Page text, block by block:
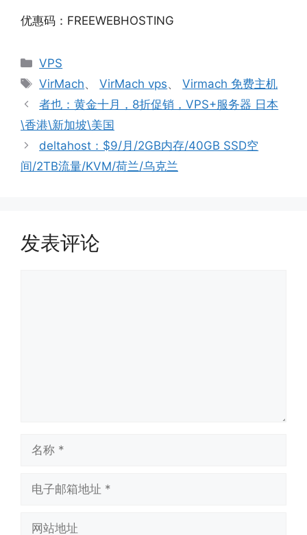
优惠码：FREEWEBHOSTING
分
类
VPS
标
签
VirMach、VirMach vps、Virmach 免费主机
者也：黄金十月，8折促销，VPS+服务器 日本
\香港\新加坡\美国
deltahost：$9/月/2GB内存/40GB SSD空
间/2TB流量/KVM/荷兰/乌克兰
发表评论